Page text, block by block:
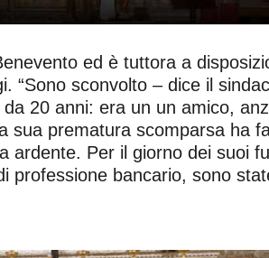
ed è tuttora a
“Sono sconvolto – dice il
20 anni: era un un amico,
sua prematura scomparsa ha
Per il giorno dei suoi
professione bancario, sono